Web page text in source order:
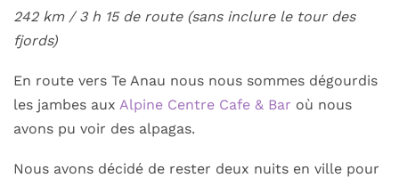
242 km / 3 h 15 de route (sans inclure le tour des
fjords)
En route vers Te Anau nous nous sommes dégourdis
les jambes aux Alpine Centre Cafe & Bar où nous
avons pu voir des alpagas.
Nous avons décidé de rester deux nuits en ville pour